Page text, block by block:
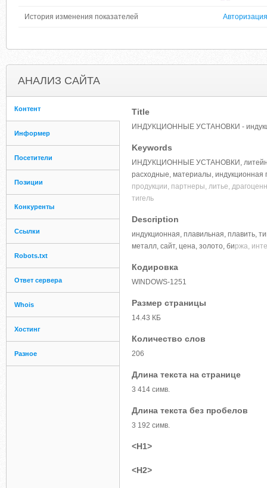
История изменения показателей Авторизация
АНАЛИЗ САЙТА
Контент
Информер
Посетители
Позиции
Конкуренты
Ссылки
Robots.txt
Ответ сервера
Whois
Хостинг
Разное
Title
ИНДУКЦИОННЫЕ УСТАНОВКИ -
Keywords
ИНДУКЦИОННЫЕ УСТАНОВКИ,
расходные, материалы, индукционная
продукции, партнеры, литье,
тигель
Description
индукционная, плавильная, плавить,
металл, сайт, цена, золото, биржа,
Кодировка
WINDOWS-1251
Размер страницы
14.43 КБ
Количество слов
206
Длина текста на странице
3 414 симв.
Длина текста без пробелов
3 192 симв.
<H1>
<H2>